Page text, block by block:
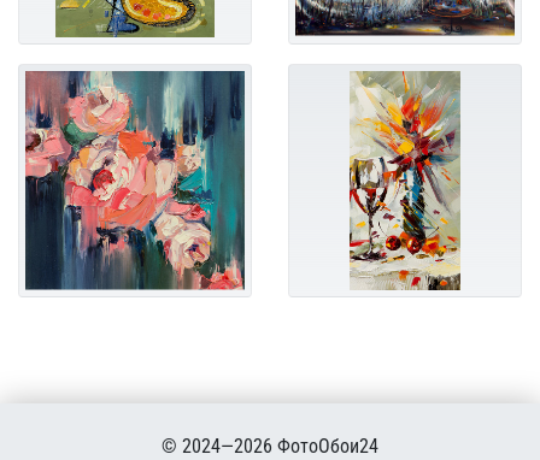
© 2024—2026 ФотоОбои24